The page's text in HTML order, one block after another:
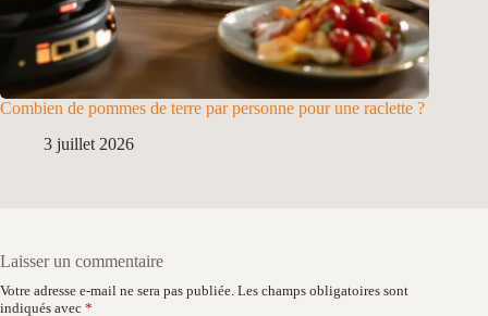
Combien de pommes de terre par personne pour une raclette ?
3 juillet 2026
Laisser un commentaire
Votre adresse e-mail ne sera pas publiée. Les champs obligatoires sont
indiqués avec *